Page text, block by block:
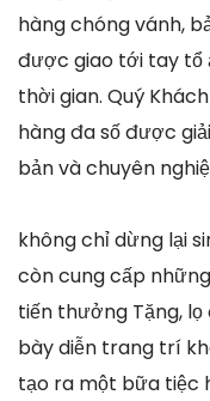
hàng chóng vánh,
được giao tới tay tổ
thời gian. Quý
hàng đa số được
bản và chuyên
không chỉ dừng lại
còn cung cấp
tiến thưởng Tặng,
bày diễn trang trí
tạo ra một bữa tiệc